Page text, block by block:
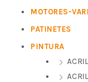
MOTORES-
PATINETES
PINTURA